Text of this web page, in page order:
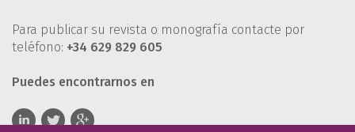
Para publicar su revista o monografía contacte por
teléfono: +34 629 829 605
Puedes encontrarnos en